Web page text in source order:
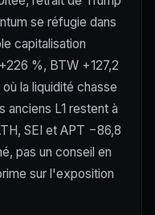
se réfugie dans
capitalisation
%, BTW +127,2
la liquidité chasse
anciens L1 restent à
SEI et APT −86,8
pas un conseil en
sur l'exposition